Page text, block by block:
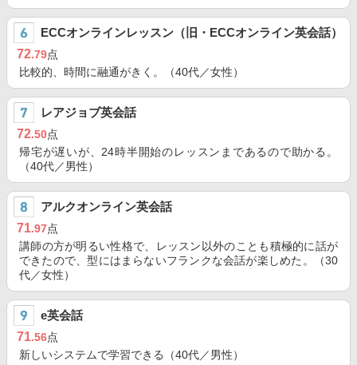
ECCオンラインレッスン（旧・ECCオンライン英会話）
72.79点
比較的、時間に融通がきく。（40代／女性）
レアジョブ英会話
72.50点
帰宅が遅いが、24時半開始のレッスンまであるので助かる。
（40代／男性）
アルクオンライン英会話
71.97点
講師の方が明るい性格で、レッスン以外のことも積極的に話が
できたので、型にはまらないフランクな会話が楽しめた。（30
代／女性）
e英会話
71.56点
新しいシステムで学習できる（40代／男性）